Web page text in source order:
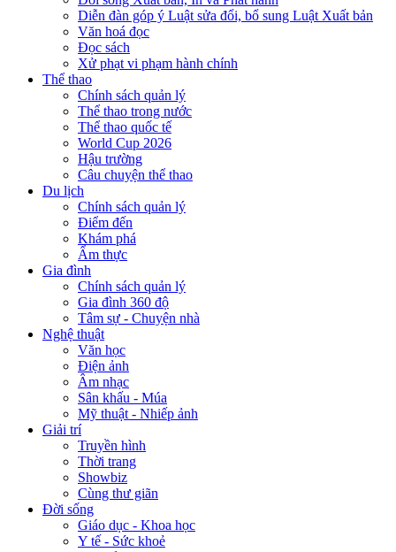
Diễn đàn góp ý Luật sửa đổi, bổ sung Luật Xuất bản
Văn hoá đọc
Đọc sách
Xử phạt vi phạm hành chính
Thể thao
Chính sách quản lý
Thể thao trong nước
Thể thao quốc tế
World Cup 2026
Hậu trường
Câu chuyện thể thao
Du lịch
Chính sách quản lý
Điểm đến
Khám phá
Ẩm thực
Gia đình
Chính sách quản lý
Gia đình 360 độ
Tâm sự - Chuyện nhà
Nghệ thuật
Văn học
Điện ảnh
Âm nhạc
Sân khấu - Múa
Mỹ thuật - Nhiếp ảnh
Giải trí
Truyền hình
Thời trang
Showbiz
Cùng thư giãn
Đời sống
Giáo dục - Khoa học
Y tế - Sức khoẻ